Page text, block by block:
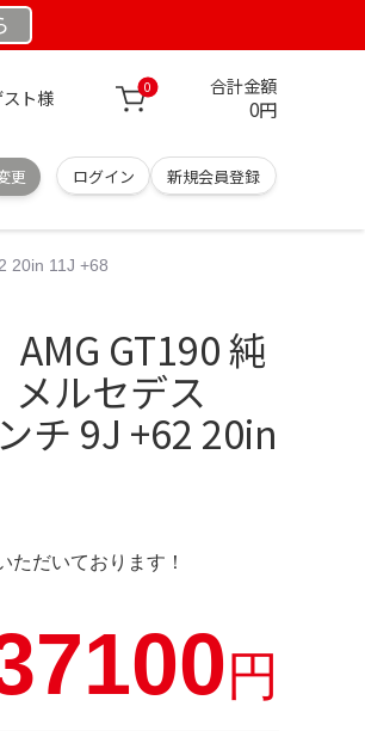
スト様 0 合計金額
0円
更 ログイン 新規会員登録
20in 11J +68
GT190 純
ルセデス
チ 9J +62 20in
ただいております！
円